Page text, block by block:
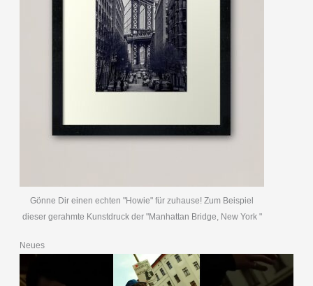
Gönne Dir einen echten "Howie" für zuhause! Zum Beispiel
dieser gerahmte Kunstdruck der "Manhattan Bridge, New York "
Neues